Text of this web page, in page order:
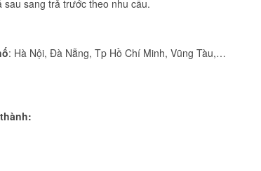
sang trả trước theo nhu cầu.
: Hà Nội, Đà Nẵng, Tp Hồ Chí Minh, Vũng Tàu,…